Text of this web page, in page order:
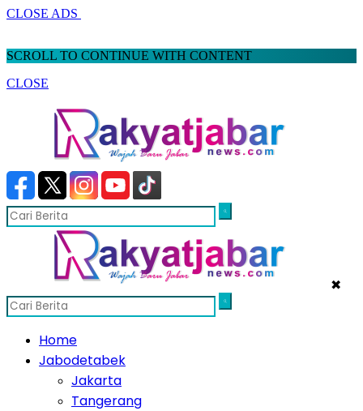
CLOSE ADS
SCROLL TO CONTINUE WITH CONTENT
CLOSE
✖
Home
Jabodetabek
Jakarta
Tangerang